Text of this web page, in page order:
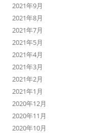
2021年9月
2021年8月
2021年7月
2021年5月
2021年4月
2021年3月
2021年2月
2021年1月
2020年12月
2020年11月
2020年10月